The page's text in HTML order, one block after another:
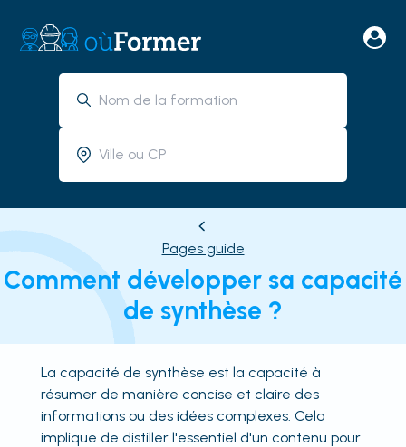
Pages guide
Comment développer sa capacité
de synthèse ?
La capacité de synthèse est la capacité à
résumer de manière concise et claire des
informations ou des idées complexes. Cela
implique de distiller l'essentiel d'un contenu pour